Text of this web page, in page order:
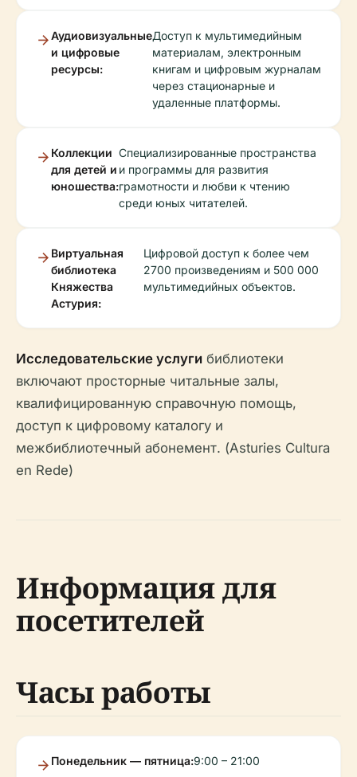
Аудиовизуальные
и цифровые
ресурсы:
Доступ к мультимедийным
материалам, электронным
книгам и цифровым журналам
через стационарные и
удаленные платформы.
Коллекции
для детей и
юношества:
Специализированные пространства
и программы для развития
грамотности и любви к чтению
среди юных читателей.
Виртуальная
библиотека
Княжества
Астурия:
Цифровой доступ к более чем
2700 произведениям и 500 000
мультимедийных объектов.
Исследовательские услуги библиотеки
включают просторные читальные залы,
квалифицированную справочную помощь,
доступ к цифровому каталогу и
межбиблиотечный абонемент. (Asturies Cultura
en Rede)
Информация для
посетителей
Часы работы
Понедельник — пятница:9:00 – 21:00